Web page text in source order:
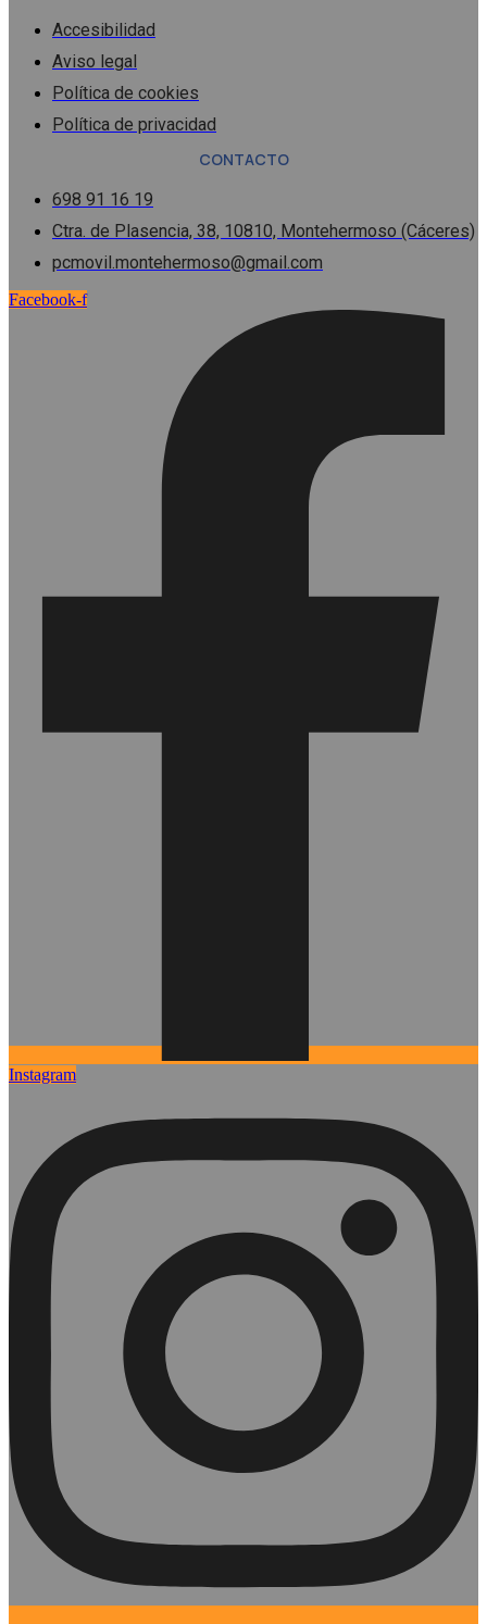
Accesibilidad
Aviso legal
Política de cookies
Política de privacidad
CONTACTO
698 91 16 19
Ctra. de Plasencia, 38, 10810, Montehermoso (Cáceres)
pcmovil.montehermoso@gmail.com
Facebook-f
Instagram